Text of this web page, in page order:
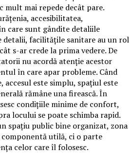
mult mai repede decât pare.
accesibilitatea,
care sunt gândite detaliile
detalii, facilitățile sanitare au un rol
s-ar crede la prima vedere. De
nu acordă atenție acestor
în care apar probleme. Când
este simplu, spațiul este
rămâne una firească. În
condițiile minime de confort,
locului se poate schimba rapid.
spațiu public bine organizat, zona
utilă, ci o parte
celor care îl folosesc.